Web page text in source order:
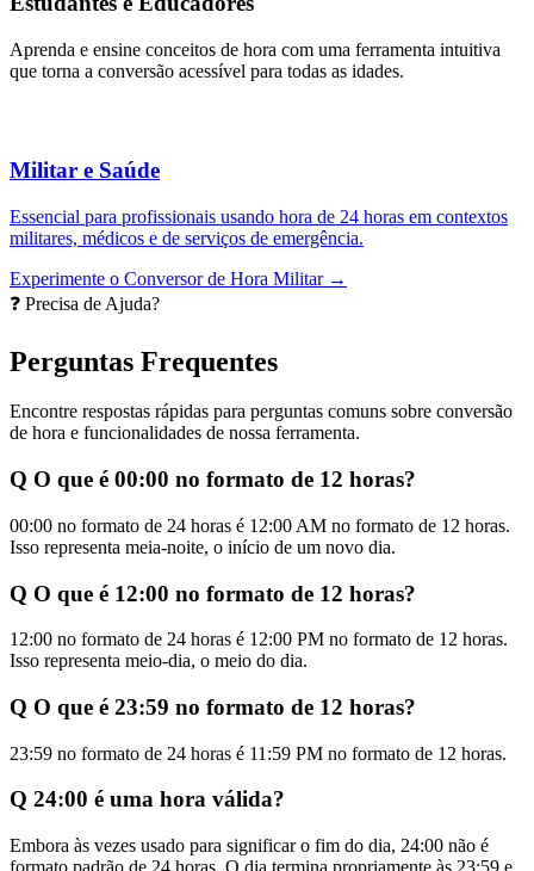
Aprenda e ensine conceitos de hora com uma ferramenta intuitiva
que torna a conversão acessível para todas as idades.
Militar e Saúde
Essencial para profissionais usando hora de 24 horas em contextos
militares, médicos e de serviços de emergência.
Experimente o Conversor de Hora Militar →
❓ Precisa de Ajuda?
Perguntas Frequentes
Encontre respostas rápidas para perguntas comuns sobre conversão
de hora e funcionalidades de nossa ferramenta.
Q O que é 00:00 no formato de 12 horas?
00:00 no formato de 24 horas é 12:00 AM no formato de 12 horas.
Isso representa meia-noite, o início de um novo dia.
Q O que é 12:00 no formato de 12 horas?
12:00 no formato de 24 horas é 12:00 PM no formato de 12 horas.
Isso representa meio-dia, o meio do dia.
Q O que é 23:59 no formato de 12 horas?
23:59 no formato de 24 horas é 11:59 PM no formato de 12 horas.
Q 24:00 é uma hora válida?
Embora às vezes usado para significar o fim do dia, 24:00 não é